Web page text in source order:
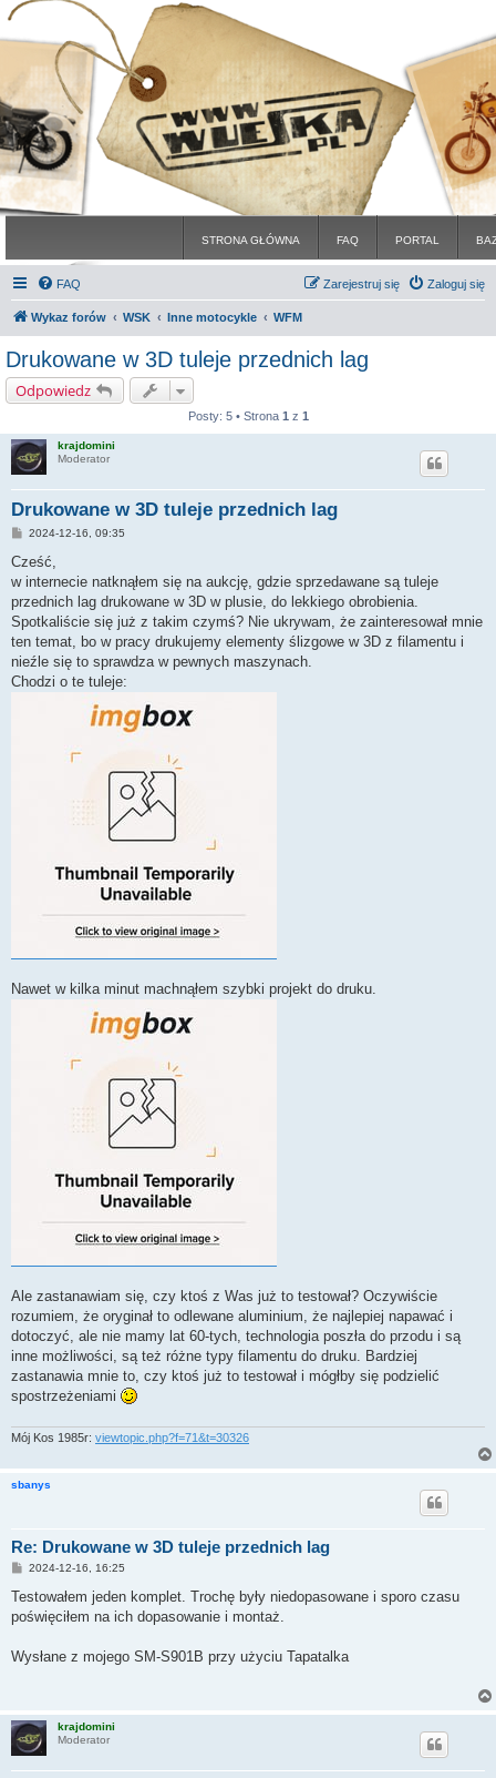
STRONA GŁÓWNA FAQ PORTAL
FAQ Zaloguj się
Zarejestruj się
Wykaz forów WSK Inne motocykle WFM
Drukowane w 3D tuleje przednich lag
Odpowiedz
Posty: 5 • Strona 1 z 1
krajdomini
Moderator
Drukowane w 3D tuleje przednich lag
P
s
2024-12-16, 09:35
Cześć,
w internecie natknąłem się na aukcję, gdzie sprzedawane są tuleje
przednich lag drukowane w 3D w plusie, do lekkiego obrobienia.
Spotkaliście się już z takim czymś? Nie ukrywam, że zainteresował mnie
ten temat, bo w pracy drukujemy elementy ślizgowe w 3D z filamentu i
nieźle się to sprawdza w pewnych maszynach.
Chodzi o te tuleje:
Nawet w kilka minut machnąłem szybki projekt do druku.
Ale zastanawiam się, czy ktoś z Was już to testował? Oczywiście
rozumiem, że oryginał to odlewane aluminium, że najlepiej napawać i
dotoczyć, ale nie mamy lat 60-tych, technologia poszła do przodu i są
inne możliwości, są też różne typy filamentu do druku. Bardziej
zastanawia mnie to, czy ktoś już to testował i mógłby się podzielić
spostrzeżeniami
Mój Kos 1985r: viewtopic.php?f=71&t=30326
sbanys
Re: Drukowane w 3D tuleje przednich lag
P
s
2024-12-16, 16:25
Testowałem jeden komplet. Trochę były niedopasowane i sporo czasu
poświęciłem na ich dopasowanie i montaż.
Wysłane z mojego SM-S901B przy użyciu Tapatalka
krajdomini
Moderator